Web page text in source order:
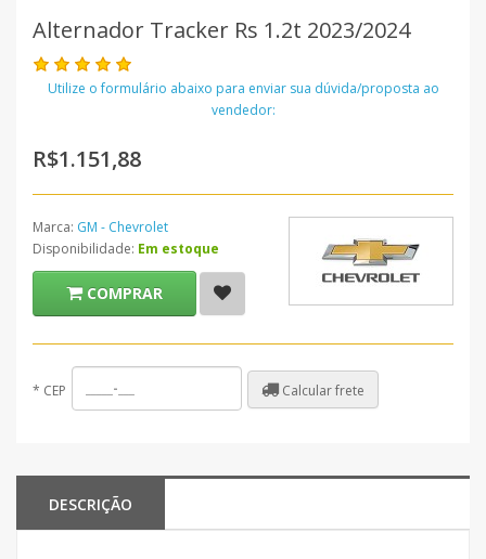
Alternador Tracker Rs 1.2t 2023/2024
Utilize o formulário abaixo para enviar sua dúvida/proposta ao
vendedor:
R$1.151,88
Marca: GM - Chevrolet
Disponibilidade: Em estoque
COMPRAR
* CEP Calcular frete
DESCRIÇÃO